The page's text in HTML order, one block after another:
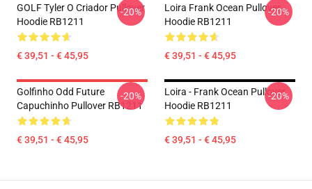
GOLF Tyler O Criador Pullover
Hoodie RB1211
€ 39,51 - € 45,95
-20%
Loira Frank Ocean Pullover
Hoodie RB1211
€ 39,51 - € 45,95
-20%
Golfinho Odd Future
Capuchinho Pullover RB1211
€ 39,51 - € 45,95
-20%
Loira - Frank Ocean Pullover
Hoodie RB1211
€ 39,51 - € 45,95
-20%